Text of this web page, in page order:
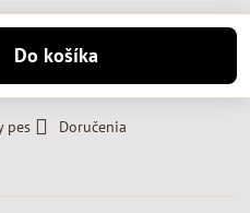
Do košíka
pes
Doručenia